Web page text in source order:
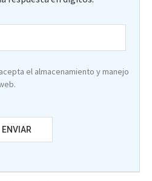
el almacenamiento y manejo